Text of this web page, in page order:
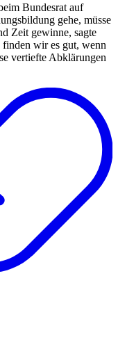
Bundesrat auf
gehe, müsse
Zeit gewinne, sagte
wir es gut, wenn
vertiefte Abklärungen